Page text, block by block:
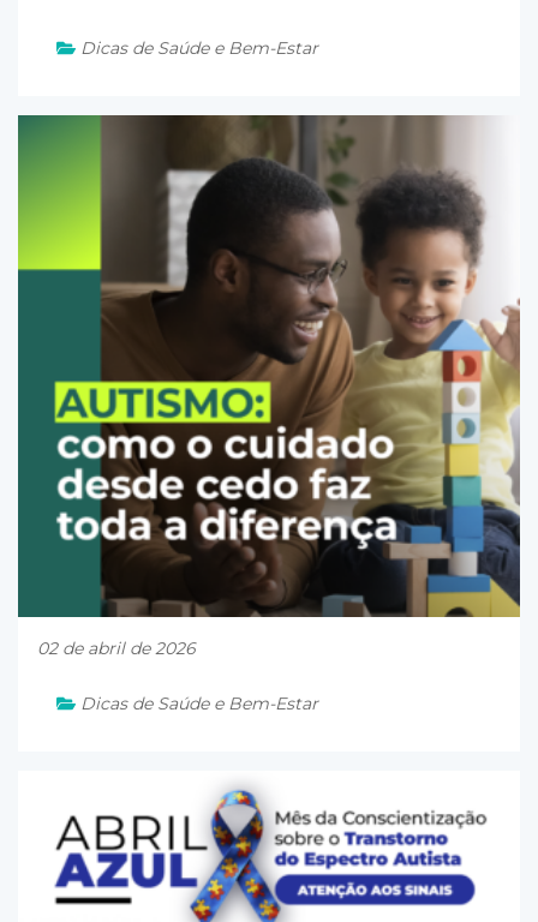
Dicas de Saúde e Bem-Estar
02 de abril de 2026
Dicas de Saúde e Bem-Estar